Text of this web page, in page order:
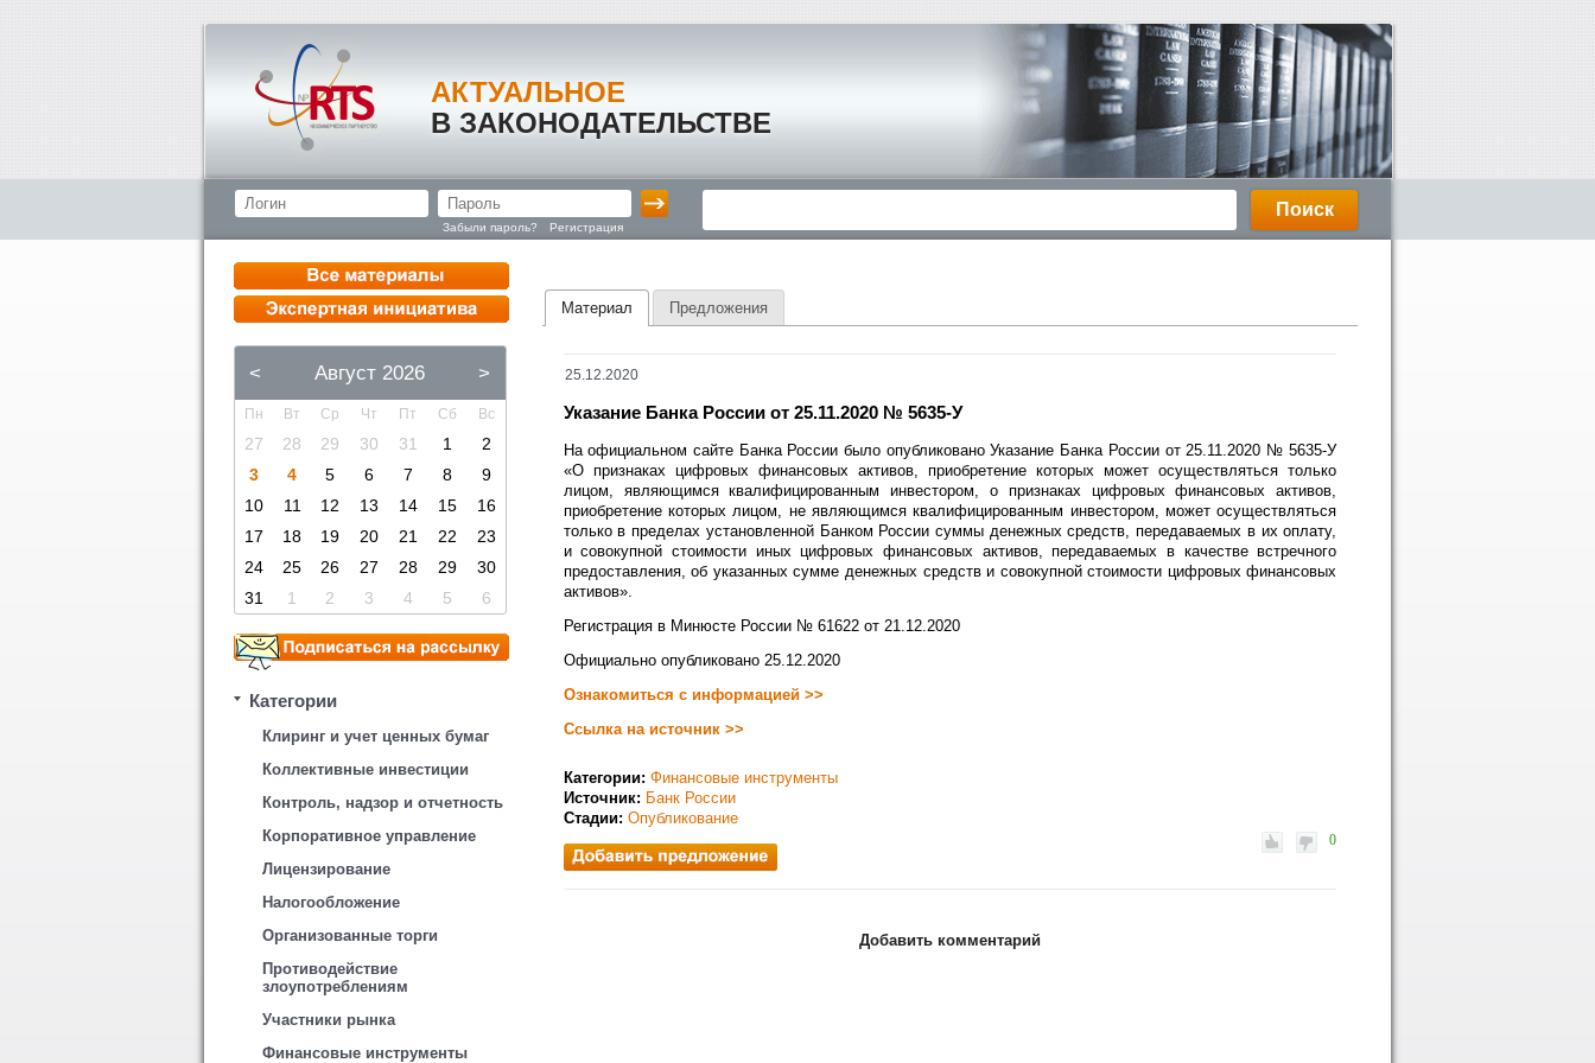
АКТУАЛЬНОЕ
В ЗАКОНОДАТЕЛЬСТВЕ
Забыли пароль? Регистрация
< Август 2026 >
Пн Вт Ср Чт Пт Сб Вс
27 28 29 30 31 1
2
3
4 5 6 7 8
9
10
11 12 13 14 15
16
17
18 19 20 21 22
23
24
25 26 27 28 29
30
31
1 2 3 4 5 6
Категории
Клиринг и учет ценных бумаг
Коллективные инвестиции
Контроль, надзор и отчетность
Корпоративное управление
Лицензирование
Налогообложение
Организованные торги
Противодействие
злоупотреблениям
Участники рынка
Финансовые инструменты
Материал Предложения
25.12.2020
Указание Банка России от 25.11.2020 № 5635-У
На официальном сайте Банка России было опубликовано Указание Банка России от 25.11.2020 № 5635-У
«О признаках цифровых финансовых активов, приобретение которых может осуществляться только
лицом, являющимся квалифицированным инвестором, о признаках цифровых финансовых активов,
приобретение которых лицом, не являющимся квалифицированным инвестором, может осуществляться
только в пределах установленной Банком России суммы денежных средств, передаваемых в их оплату,
и совокупной стоимости иных цифровых финансовых активов, передаваемых в качестве встречного
предоставления, об указанных сумме денежных средств и совокупной стоимости цифровых финансовых
активов».
Регистрация в Минюсте России № 61622 от 21.12.2020
Официально опубликовано 25.12.2020
Ознакомиться с информацией >>
Ссылка на источник >>
Категории: Финансовые инструменты
Источник: Банк России
Стадии: Опубликование
0
Добавить комментарий